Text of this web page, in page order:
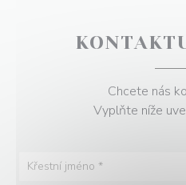
Chcete nás
Vyplňte níže